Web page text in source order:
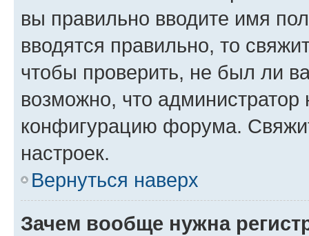
вы правильно вводите имя
вводятся правильно, то
чтобы проверить, не был ли
возможно, что администратор
конфигурацию форума.
настроек.
Вернуться наверх
Зачем вообще нужна